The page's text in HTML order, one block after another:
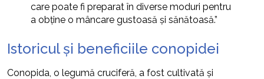
care poate fi preparat în diverse moduri pentru
a obține o mâncare gustoasă și sănătoasă.”
Istoricul și beneficiile conopidei
Conopida, o legumă cruciferă, a fost cultivată și